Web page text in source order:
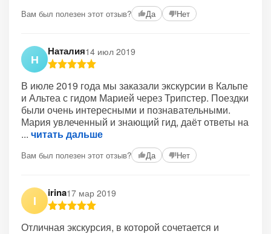
Вам был полезен этот отзыв? Да Нет
Н
Наталия14 июл 2019
В июле 2019 года мы заказали экскурсии в Кальпе
и Альтеа с гидом Марией через Трипстер. Поездки
были очень интересными и познавательными.
Мария увлеченный и знающий гид, даёт ответы на
читать дальше
Вам был полезен этот отзыв? Да Нет
I
irina17 мар 2019
Отличная экскурсия, в которой сочетается и